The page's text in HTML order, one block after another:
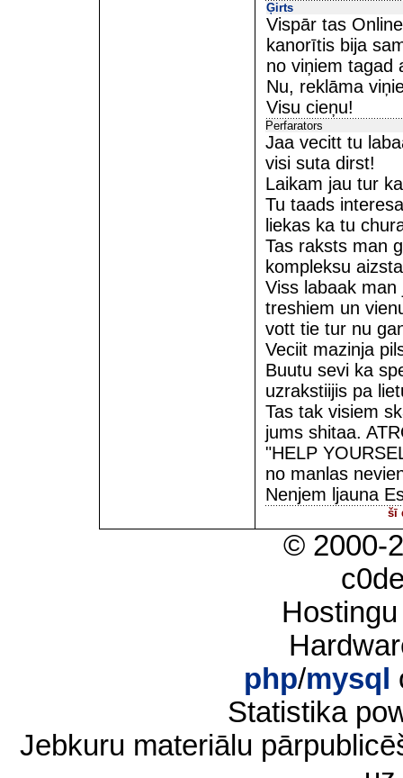
Ģirts
Vispār tas
kanorītis bija
no viņiem tagad
Nu, reklāma
Visu cieņu!
Perfarators
Jaa vecitt tu
visi suta dirst!
Laikam jau tur
Tu taads
liekas ka tu
Tas raksts man
kompleksu
Viss labaak
treshiem un
vott tie tur nu
Veciit mazinja
Buutu sevi ka
uzrakstiijis pa
Tas tak visiem
jums shitaa.
"HELP
no manlas
Nenjem ljauna
šī
© 2000-
php/mysql
Statistika
Jebkuru materiālu